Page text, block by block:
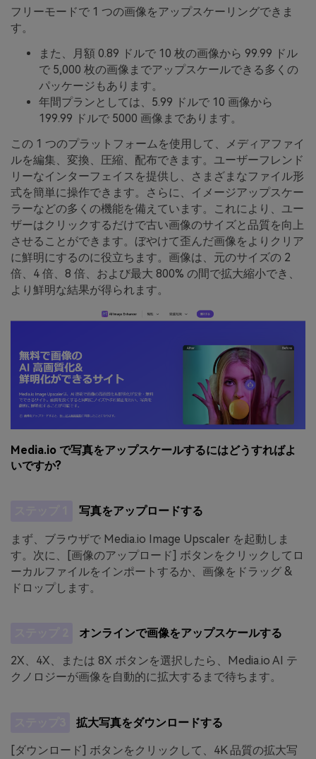
フリーモードで 1 つの画像をアップスケーリングできま
す。
また、月額 0.89 ドルで 10 枚の画像から 99.99 ドル
で 5,000 枚の画像までアップスケールできる多くの
パッケージもあります。
年間プランとしては、5.99 ドルで 10 画像から
199.99 ドルで 5000 画像まであります。
この 1 つのプラットフォームを使用して、メディアファイ
ルを編集、変換、圧縮、配布できます。ユーザーフレンド
リーなインターフェイスを提供し、さまざまなファイル形
式を簡単に操作できます。さらに、イメージアップスケー
ラーなどの多くの機能を備えています。これにより、ユー
ザーはクリックするだけで古い画像のサイズと品質を向上
させることができます。ぼやけて歪んだ画像をよりクリア
に鮮明にするのに役立ちます。画像は、元のサイズの 2
倍、4 倍、8 倍、および最大 800% の間で拡大縮小でき、
より鮮明な結果が得られます。
Media.io で写真をアップスケールするにはどうすればよ
いですか?
写真をアップロードする
まず、ブラウザで Media.io Image Upscaler を起動しま
す。次に、[画像のアップロード] ボタンをクリックしてロ
ーカルファイルをインポートするか、画像をドラッグ &
ドロップします。
オンラインで画像をアップスケールする
2X、4X、または 8X ボタンを選択したら、Media.io AI テ
クノロジーが画像を自動的に拡大するまで待ちます。
拡大写真をダウンロードする
[ダウンロード] ボタンをクリックして、4K 品質の拡大写